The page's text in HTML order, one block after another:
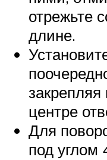
отрежьте
длине.
центре
Для
под углом